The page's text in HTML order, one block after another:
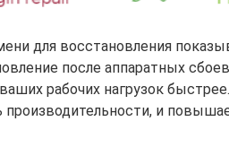
для восстановления
после аппаратных
рабочих нагрузок
и